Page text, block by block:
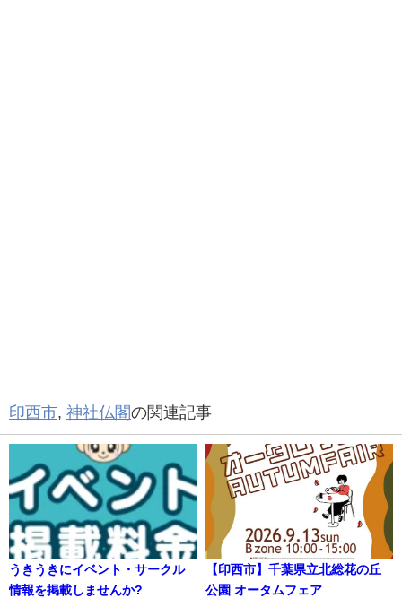
印西市, 神社仏閣の関連記事
うきうきにイベント・サークル
情報を掲載しませんか?
【印西市】千葉県立北総花の丘
公園 オータムフェア